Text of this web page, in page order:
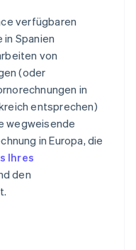
verfügbaren
in Spanien
von
(oder
in
entsprechen)
wegweisende
in Europa, die
Ihres
den